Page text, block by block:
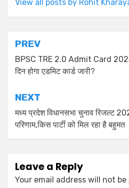
View all posts by Rohit
PREV
BPSC TRE 2.0 Admit Card
दिन होगा एडमिट कार्ड जारी?
NEXT
मध्य प्रदेश विधानसभा चुनाव रिजल्ट
परिणाम,किस पार्टी को मिल रहा है बहुमत
Leave a Reply
Your email address will not be